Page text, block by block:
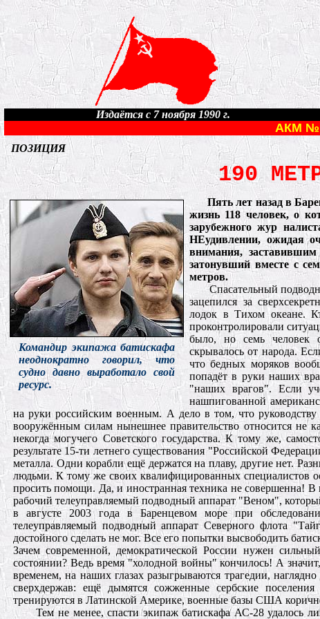
Издаётся с 7 ноября 1990 г.
АКМ №
ПОЗИЦИЯ
190
Командир экипажа батискафа
неоднократно говорил, что
судно давно выработало свой
ресурс.
Пять лет назад в
жизнь 118 человек, о
зарубежного жур
НЕудивлении, ожидая
внимания,
затонувший вместе с
метров.
Спасательный
зацепился за
лодок в Тихом океане.
проконтролировали
было, но семь человек
скрывалось от народа.
что бедных моряков
попадёт в руки наших
"наших врагов". Если
нашпигованной
на руки российским военным. А дело в том, что
вооружённым силам нынешнее правительство относится не
некогда могучего Советского государства. К тому же,
результате 15-ти летнего существования "Российской
металла. Одни корабли ещё держатся на плаву, другие нет.
людьми. К тому же своих квалифицированных специалистов
просить помощи. Да, и иностранная техника не совершенна!
рабочий телеуправляемый подводный аппарат "Веном",
в августе 2003 года в Баренцевом море при
телеуправляемый подводный аппарат Северного флота
достойного сделать не мог. Все его попытки высвободить
Зачем современной, демократической России нужен
состоянии? Ведь время "холодной войны" кончилось! А
временем, на наших глазах разыгрываются трагедии,
сверхдержав: ещё дымятся сожженные сербские
тренируются в Латинской Америке, военные базы США
Тем не менее, спасти экипаж батискафа АС-28